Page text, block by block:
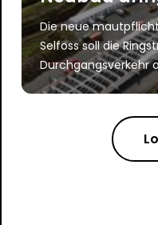
Die neue
Selfoss soll die
Durchgangsverkehr